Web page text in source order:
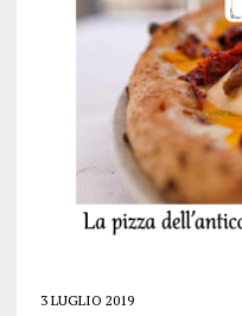
3 LUGLIO 2019